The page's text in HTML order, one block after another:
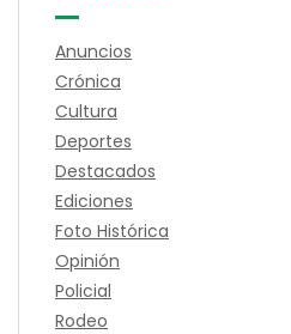
Anuncios
Crónica
Cultura
Deportes
Destacados
Ediciones
Foto Histórica
Opinión
Policial
Rodeo